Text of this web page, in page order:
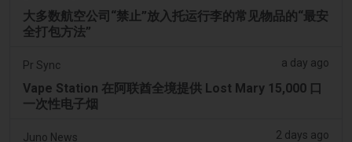
大多数航空公司“禁止”放入托运行李的常见物品的“最安
全打包方法”
Pr Sync a day ago
Vape Station 在阿联酋全境提供 Lost Mary 15,000 口
一次性电子烟
Juno News 2 days ago